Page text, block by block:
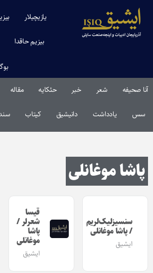
یازیچیلار
بیزیم حاقدا
آنا صحیفه شعر خبر حئکایه مقاله‌
سس یادداشت دانیشیق کیتاب
پاشا موغانلی
سنسیزلیک‌لریم
/ پاشا موغانلی
ایشیق
قیسا
شعرلر /
پاشا
موغانلی
ایشیق